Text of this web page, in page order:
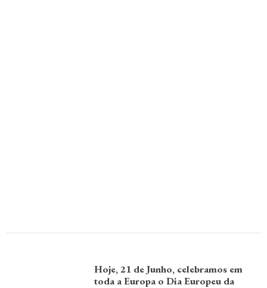
Hoje, 21 de Junho, celebramos em
toda a Europa o Dia Europeu da